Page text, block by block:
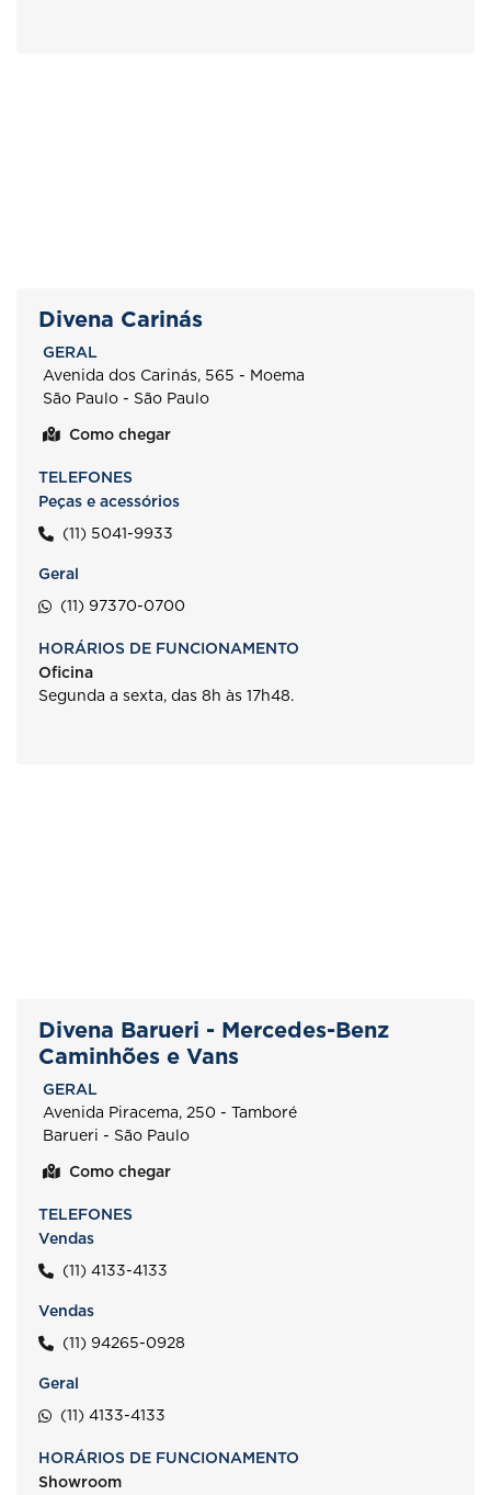
Divena Carinás
GERAL
Avenida dos Carinás, 565 - Moema
São Paulo - São Paulo
Como chegar
TELEFONES
Peças e acessórios
(11) 5041-9933
Geral
(11) 97370-0700
HORÁRIOS DE FUNCIONAMENTO
Oficina
Segunda a sexta, das 8h às 17h48.
Divena Barueri - Mercedes-Benz
Caminhões e Vans
GERAL
Avenida Piracema, 250 - Tamboré
Barueri - São Paulo
Como chegar
TELEFONES
Vendas
(11) 4133-4133
Vendas
(11) 94265-0928
Geral
(11) 4133-4133
HORÁRIOS DE FUNCIONAMENTO
Showroom